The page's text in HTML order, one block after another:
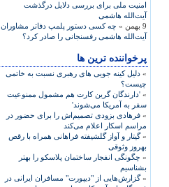
امنیت ملی برای بررسی دلایل درگذشت
آیت‌الله هاشمی
9 بهمن »
چه کسی دستور پلمپ دفاتر مشاوران
آیت‌الله هاشمی رفسنجانی را صادر کرد؟
پرخواننده ترین ها
» دلیل کینه جویی های رهبری نسبت به خاتمی
چیست؟
» 'دارندگان گرین کارت هم مشمول ممنوعیت
سفر به آمریکا می‌شوند'
» فرهادی بزودی تصمیم‌اش را برای حضور در
مراسم اسکار اعلام می‌کند
»گیتار و آواز گلشیفته فراهانی همراه با رقص
بهروز وثوقی
» چگونگی انفجار ساختمان پلاسکو را بهتر
بشناسیم
»گزارش‌هایی از "دیپورت" مسافران ایرانی در